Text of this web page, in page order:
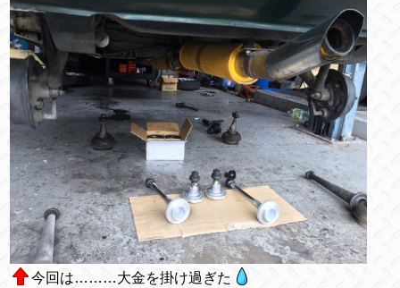
今回は………大金を掛け過ぎた